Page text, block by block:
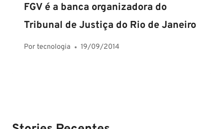
FGV é a banca organizadora do
Tribunal de Justiça do Rio de Janeiro
Portecnologia 19/09/2014